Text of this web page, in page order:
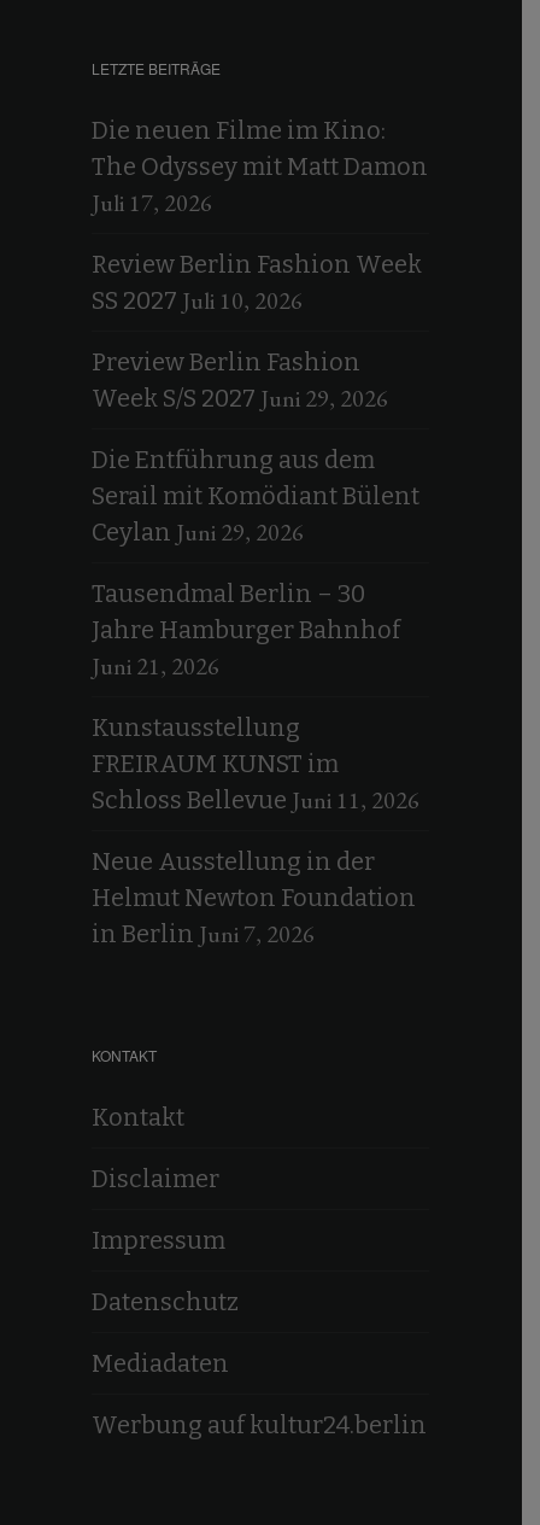
LETZTE BEITRÄGE
Die neuen Filme im Kino:
The Odyssey mit Matt Damon
Juli 17, 2026
Review Berlin Fashion Week
SS 2027 Juli 10, 2026
Preview Berlin Fashion
Week S/S 2027 Juni 29, 2026
Die Entführung aus dem
Serail mit Komödiant Bülent
Ceylan Juni 29, 2026
Tausendmal Berlin – 30
Jahre Hamburger Bahnhof
Juni 21, 2026
Kunstausstellung
FREIRAUM KUNST im
Schloss Bellevue Juni 11, 2026
Neue Ausstellung in der
Helmut Newton Foundation
in Berlin Juni 7, 2026
KONTAKT
Kontakt
Disclaimer
Impressum
Datenschutz
Mediadaten
Werbung auf kultur24.berlin